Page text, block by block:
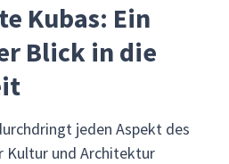
Kubas: Ein
Blick in die
jeden Aspekt des
Kultur und Architektur